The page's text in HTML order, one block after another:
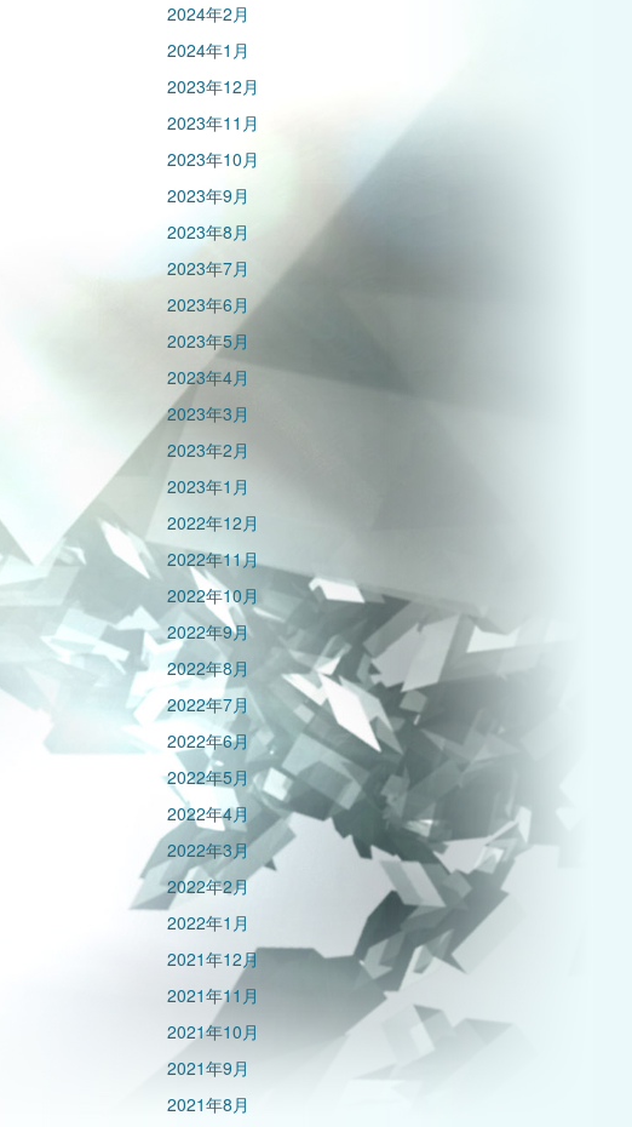
2024年2月
2024年1月
2023年12月
2023年11月
2023年10月
2023年9月
2023年8月
2023年7月
2023年6月
2023年5月
2023年4月
2023年3月
2023年2月
2023年1月
2022年12月
2022年11月
2022年10月
2022年9月
2022年8月
2022年7月
2022年6月
2022年5月
2022年4月
2022年3月
2022年2月
2022年1月
2021年12月
2021年11月
2021年10月
2021年9月
2021年8月